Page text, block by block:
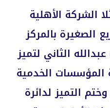
الشركة الأهلية
الصغيرة بالمركز
الثاني لتميز
المؤسسات الخدمية
التميز لدائرة